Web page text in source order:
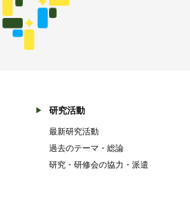
研究活動
最新研究活動
過去のテーマ・総論
研究・研修会の協力・派遣